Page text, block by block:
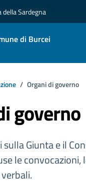
della Sardegna
di Burcei
Organi di governo
governo
Giunta e il
le convocazioni,